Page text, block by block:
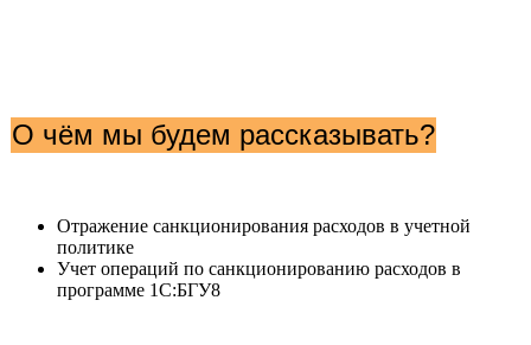
О чём мы будем рассказывать?
Отражение санкционирования расходов в учетной
политике
Учет операций по санкционированию расходов в
программе 1С:БГУ8